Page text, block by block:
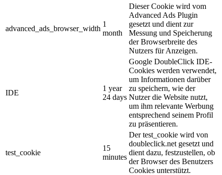
advanced_ads_browser_width
1
month
Dieser Cookie wird vom
Advanced Ads Plugin
gesetzt und dient zur
Messung und Speicherung
der Browserbreite des
Nutzers für Anzeigen.
IDE
1 year
24 days
Google DoubleClick IDE-
Cookies werden verwendet,
um Informationen darüber
zu speichern, wie der
Nutzer die Website nutzt,
um ihm relevante Werbung
entsprechend seinem Profil
zu präsentieren.
test_cookie
15
minutes
Der test_cookie wird von
doubleclick.net gesetzt und
dient dazu, festzustellen, ob
der Browser des Benutzers
Cookies unterstützt.